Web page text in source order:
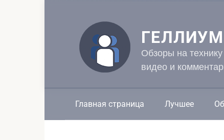
ГЕЛЛИУМ
Обзоры на
видео и
Главная страница Лучшее